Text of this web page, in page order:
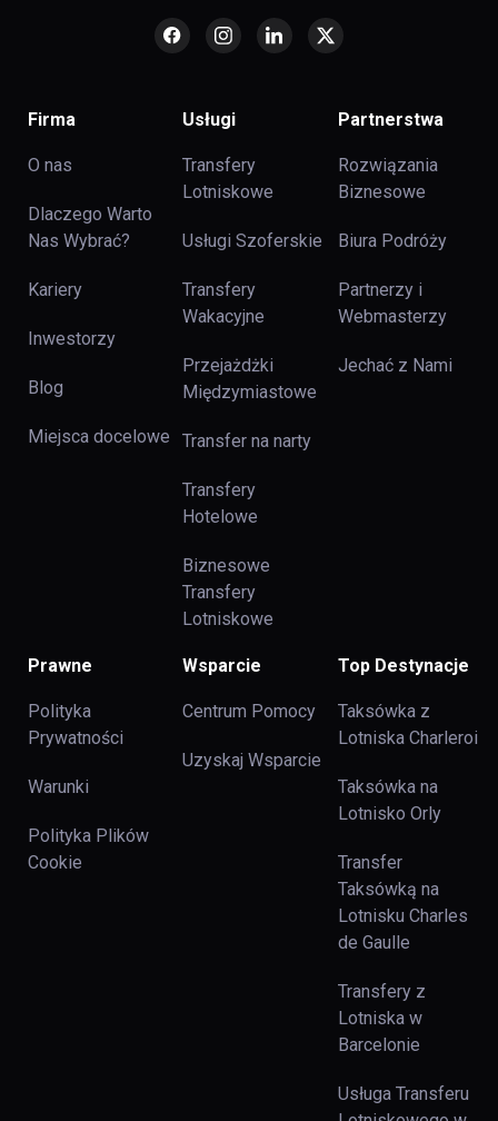
Firma
O nas
Dlaczego Warto
Nas Wybrać?
Kariery
Inwestorzy
Blog
Miejsca docelowe
Usługi
Transfery
Lotniskowe
Usługi Szoferskie
Transfery
Wakacyjne
Przejażdżki
Międzymiastowe
Transfer na narty
Transfery
Hotelowe
Biznesowe
Transfery
Lotniskowe
Partnerstwa
Rozwiązania
Biznesowe
Biura Podróży
Partnerzy i
Webmasterzy
Jechać z Nami
Prawne
Polityka
Prywatności
Warunki
Polityka Plików
Cookie
Wsparcie
Centrum Pomocy
Uzyskaj Wsparcie
Top Destynacje
Taksówka z
Lotniska Charleroi
Taksówka na
Lotnisko Orly
Transfer
Taksówką na
Lotnisku Charles
de Gaulle
Transfery z
Lotniska w
Barcelonie
Usługa Transferu